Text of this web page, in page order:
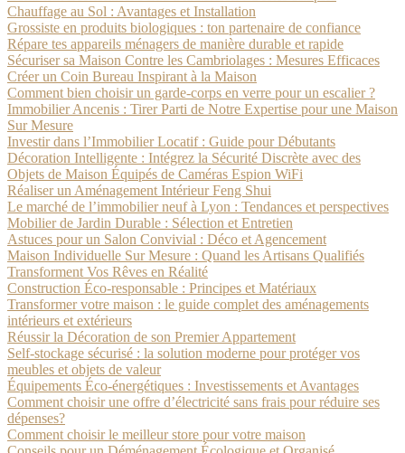
Chauffage au Sol : Avantages et Installation
Grossiste en produits biologiques : ton partenaire de confiance
Répare tes appareils ménagers de manière durable et rapide
Sécuriser sa Maison Contre les Cambriolages : Mesures Efficaces
Créer un Coin Bureau Inspirant à la Maison
Comment bien choisir un garde-corps en verre pour un escalier ?
Immobilier Ancenis : Tirer Parti de Notre Expertise pour une Maison
Sur Mesure
Investir dans l’Immobilier Locatif : Guide pour Débutants
Décoration Intelligente : Intégrez la Sécurité Discrète avec des
Objets de Maison Équipés de Caméras Espion WiFi
Réaliser un Aménagement Intérieur Feng Shui
Le marché de l’immobilier neuf à Lyon : Tendances et perspectives
Mobilier de Jardin Durable : Sélection et Entretien
Astuces pour un Salon Convivial : Déco et Agencement
Maison Individuelle Sur Mesure : Quand les Artisans Qualifiés
Transforment Vos Rêves en Réalité
Construction Éco-responsable : Principes et Matériaux
Transformer votre maison : le guide complet des aménagements
intérieurs et extérieurs
Réussir la Décoration de son Premier Appartement
Self-stockage sécurisé : la solution moderne pour protéger vos
meubles et objets de valeur
Équipements Éco-énergétiques : Investissements et Avantages
Comment choisir une offre d’électricité sans frais pour réduire ses
dépenses?
Comment choisir le meilleur store pour votre maison